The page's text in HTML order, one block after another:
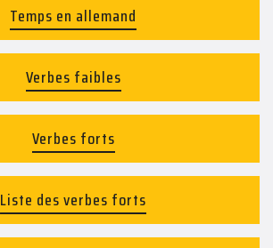
Temps en allemand
Verbes faibles
Verbes forts
Liste des verbes forts